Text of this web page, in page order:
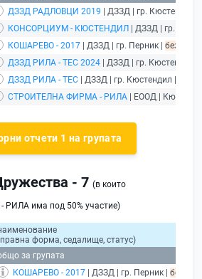
ДЗЗД РАДЛОВЦИ 2019 | ДЗЗД | гр. Кюстендил |
КОНСОРЦИУМ - КЮСТЕНДИЛ | ДЗЗД | гр.
КОШАРЕВО - 2017 | ДЗЗД | гр. Перник | без
ДЗЗД РИЛА - ТЕС 2024 | ДЗЗД | гр. Кюстендил |
ДЗЗД РИЛА - ТЕС | ДЗЗД | гр. Кюстендил |
СТРОИТЕЛНА ФИРМА - РИЛА | ЕООД |
отчети 1 на групата
- 7 (в които
има под 50% участие)
форма, седалище, статус)
за групата
КОШАРЕВО - 2017 | ДЗЗД | гр. Перник | без